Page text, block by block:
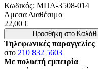
Κωδικός: ΜΠΑ-3508-014
Άμεσα Διαθέσιμο
22,00 €
Προσθήκη στο Καλάθι
Τηλεφωνικές παραγγελίες
στο 210 832 5603
Με πολυετή εμπειρία